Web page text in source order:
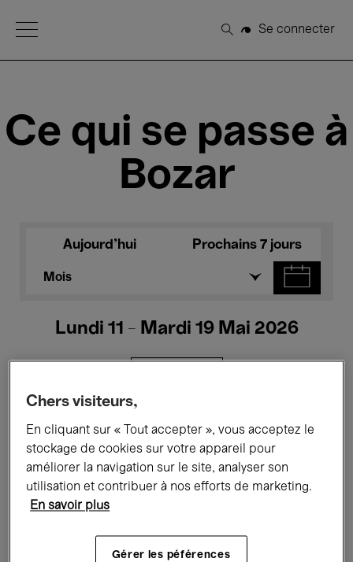
Open Menu
Rechercher
Se connecter
Ce qui se passe à
Bozar
Aujourd'hui Prochains 7 jours
Mois
Lundi 11 - Mardi 19 Mai 2026
Tous les événements Concerts
Expositions Performances
Rencontres & Débats
Musique classique Global Music
Chers visiteurs,
En cliquant sur « Tout accepter », vous acceptez le
stockage de cookies sur votre appareil pour
améliorer la navigation sur le site, analyser son
utilisation et contribuer à nos efforts de marketing.
En savoir plus
Gérer les péférences